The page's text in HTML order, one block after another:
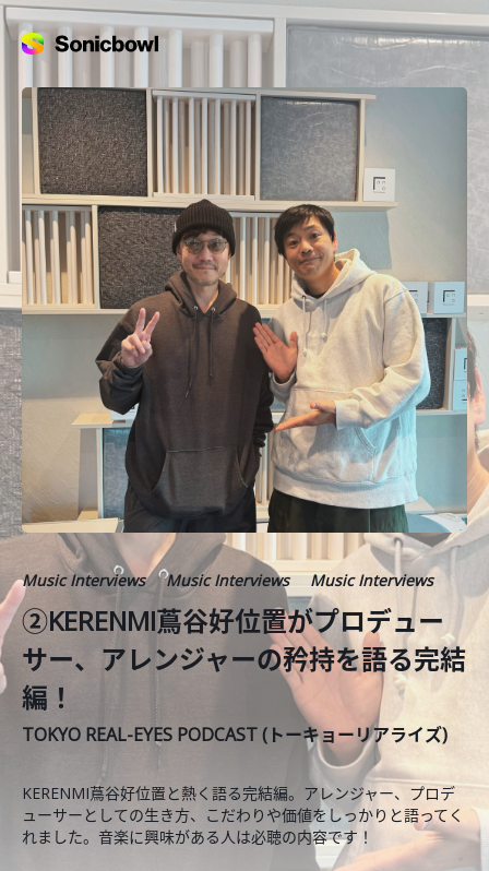
Music Interviews Music Interviews Music Interviews
②KERENMI蔦谷好位置がプロデュー
サー、アレンジャーの矜持を語る完結
編！
TOKYO REAL-EYES PODCAST (トーキョーリアライズ)
KERENMI蔦谷好位置と熱く語る完結編。アレンジャー、プロデ
ューサーとしての生き方、こだわりや価値をしっかりと語ってく
れました。音楽に興味がある人は必聴の内容です！